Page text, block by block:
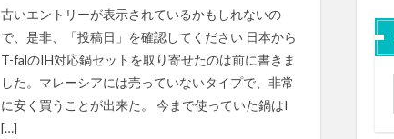
古いエントリーが表示されているかもしれないの
で、是非、「投稿日」を確認してください 日本から
T-falのIH対応鍋セットを取り寄せたのは前に書きま
した。マレーシアには売っていないタイプで、非常
に安く買うことが出来た。 今まで使っていた鍋はI
[…]